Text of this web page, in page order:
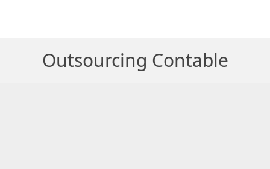
Outsourcing Contable